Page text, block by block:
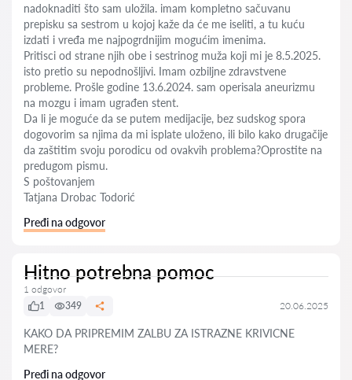
nadoknaditi što sam uložila. imam kompletno sačuvanu
prepisku sa sestrom u kojoj kaže da će me iseliti, a tu kuću
izdati i vređa me najpogrdnijim mogućim imenima.
Pritisci od strane njih obe i sestrinog muža koji mi je 8.5.2025.
isto pretio su nepodnošljivi. Imam ozbiljne zdravstvene
probleme. Prošle godine 13.6.2024. sam operisala aneurizmu
na mozgu i imam ugrađen stent.
Da li je moguće da se putem medijacije, bez sudskog spora
dogovorim sa njima da mi isplate uloženo, ili bilo kako drugačije
da zaštitim svoju porodicu od ovakvih problema?Oprostite na
predugom pismu.
S poštovanjem
Tatjana Drobac Todorić
Pređi na odgovor
Hitno potrebna pomoc
1 odgovor
1
349 20.06.2025
KAKO DA PRIPREMIM ZALBU ZA ISTRAZNE KRIVICNE
MERE?
Pređi na odgovor